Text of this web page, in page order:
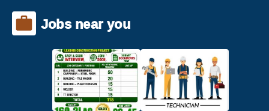
Jobs near you